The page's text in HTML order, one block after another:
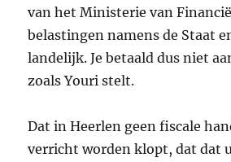
van het Ministerie van
belastingen namens de Staat
landelijk. Je betaald dus niet
zoals Youri stelt.
Dat in Heerlen geen fiscale
verricht worden klopt, dat dat